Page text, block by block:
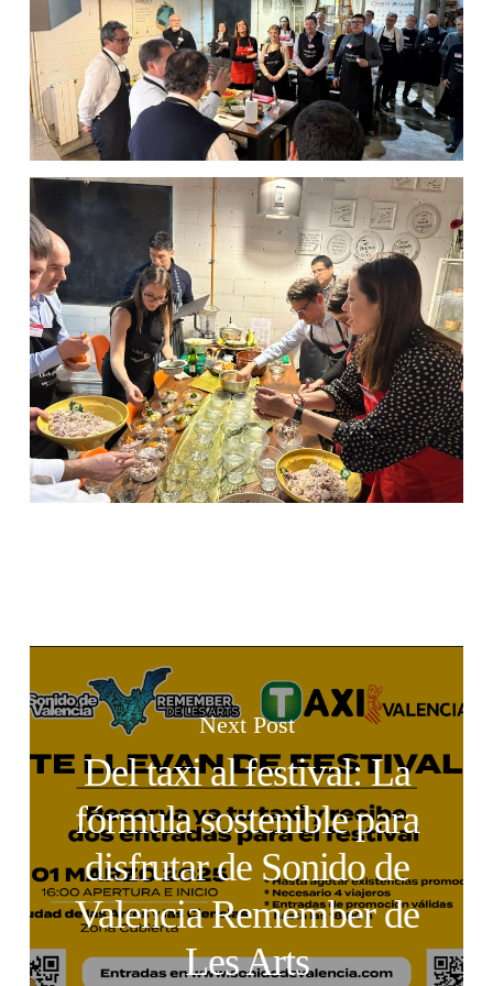
Next Post
Del taxi al festival: La
fórmula sostenible para
disfrutar de Sonido de
Valencia Remember de
Les Arts